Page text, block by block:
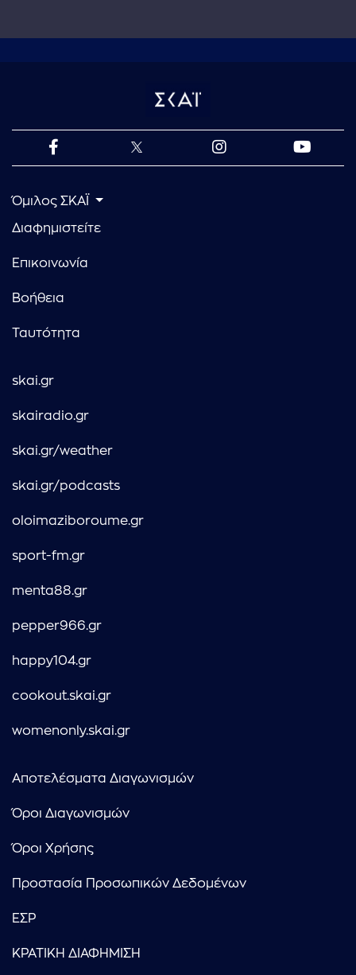
Όμιλος ΣΚΑΪ
Διαφημιστείτε
Επικοινωνία
Βοήθεια
Ταυτότητα
skai.gr
skairadio.gr
skai.gr/weather
skai.gr/podcasts
oloimaziboroume.gr
sport-fm.gr
menta88.gr
pepper966.gr
happy104.gr
cookout.skai.gr
womenonly.skai.gr
Αποτελέσματα Διαγωνισμών
Όροι Διαγωνισμών
Όροι Χρήσης
Προστασία Προσωπικών Δεδομένων
ΕΣΡ
ΚΡΑΤΙΚΗ ΔΙΑΦΗΜΙΣΗ